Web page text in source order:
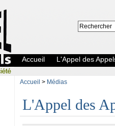
Accueil L'Appel des
Accueil > Médias
L'Appel des